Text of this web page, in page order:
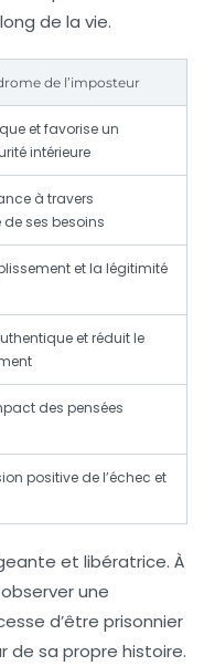
de la vie.
de l’imposteur
et favorise un
intérieure
à travers
de ses besoins
et la légitimité
et réduit le
des pensées
positive de l’échec et
et libératrice. À
une
d’être prisonnier
de sa propre histoire.